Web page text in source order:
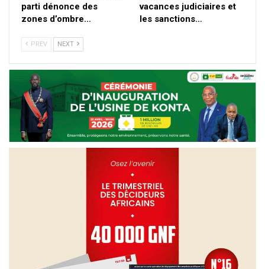
parti dénonce des
zones d’ombre…
vacances judiciaires et
les sanctions…
PREV NEXT